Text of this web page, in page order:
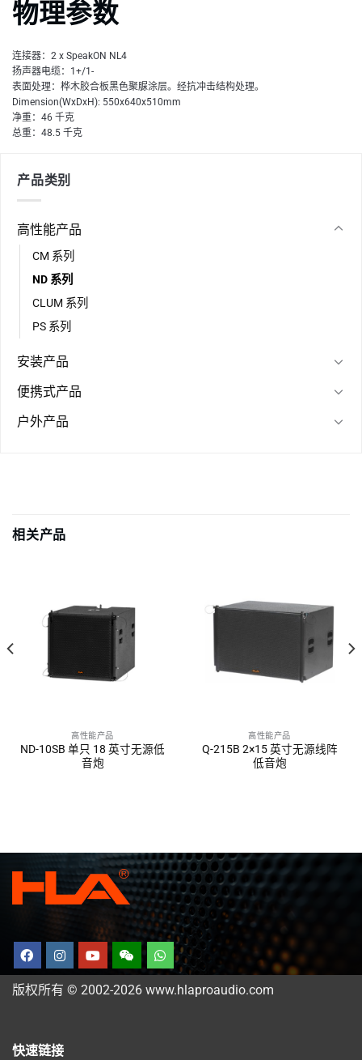
物理参数
连接器：2 x SpeakON NL4
扬声器电缆：1+/1-
表面处理：桦木胶合板黑色聚脲涂层。经抗冲击结构处理。
Dimension(WxDxH): 550x640x510mm
净重：46 千克
总重：48.5 千克
产品类别
高性能产品
CM 系列
ND 系列
CLUM 系列
PS 系列
安装产品
便携式产品
户外产品
相关产品
高性能产品
ND-10SB 单只 18 英寸无源低
音炮
高性能产品
Q-215B 2×15 英寸无源线阵
低音炮
版权所有 © 2002-2026 www.hlaproaudio.com
快速链接